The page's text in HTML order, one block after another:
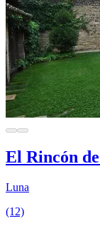
El Rincón
Luna
(12)